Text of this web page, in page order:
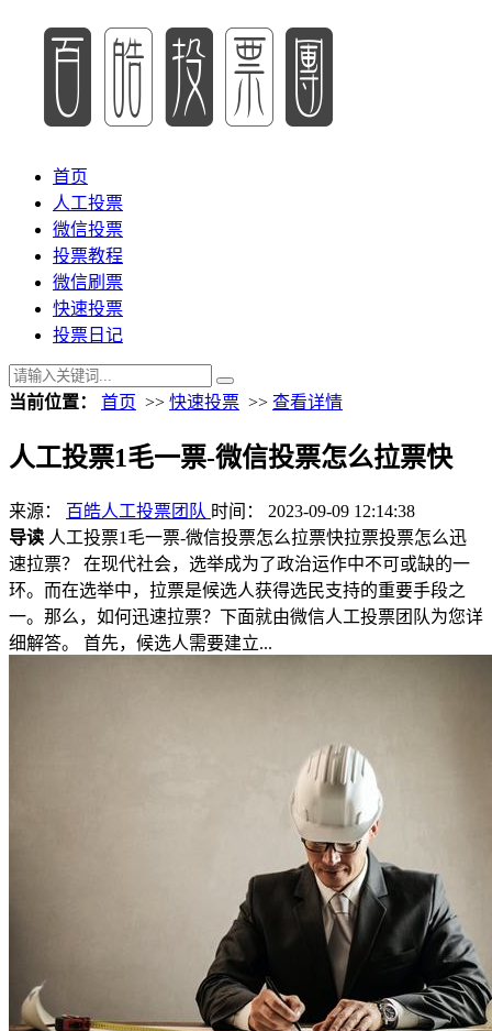
首页
人工投票
微信投票
投票教程
微信刷票
快速投票
投票日记
当前位置： 首页 >> 快速投票 >> 查看详情
人工投票1毛一票-微信投票怎么拉票快
来源： 百皓人工投票团队 时间： 2023-09-09 12:14:38
导读 人工投票1毛一票-微信投票怎么拉票快拉票投票怎么迅
速拉票？ 在现代社会，选举成为了政治运作中不可或缺的一
环。而在选举中，拉票是候选人获得选民支持的重要手段之
一。那么，如何迅速拉票？下面就由微信人工投票团队为您详
细解答。 首先，候选人需要建立...